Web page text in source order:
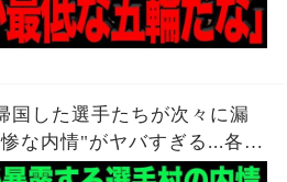
国した選手たちが次々に漏
な内情"がヤバすぎる...各国
の本音が...【海外の反応】